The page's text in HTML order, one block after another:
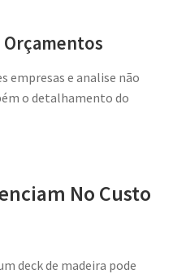
empresas e analise não
o detalhamento do
No Custo
deck de madeira pode